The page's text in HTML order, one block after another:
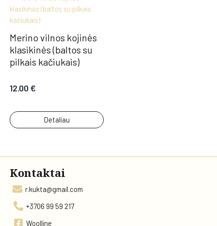
Merino vilnos kojinės
klasikinės (baltos su
pilkais kačiukais)
12.00€
Detaliau
Kontaktai
r.kukta@gmail.com
+3706 99 59 217
Woolline